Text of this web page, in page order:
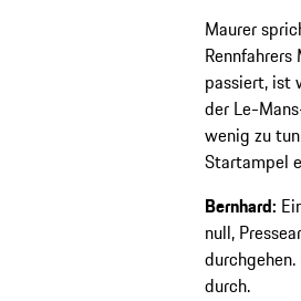
Maurer
passiert, ist
der Le-
wenig zu
Startampel
Bernhard:
null,
durch.